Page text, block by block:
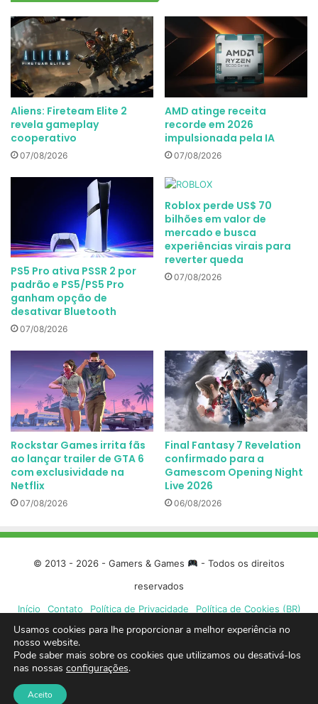
Aliens: Fireteam Elite 2
revela gameplay
cooperativo
07/08/2026
AMD atinge receita
recorde em 2026
impulsionada pela IA
07/08/2026
PS5 Pro ativa PSSR 2 por
padrão e PS5/PS5 Pro
ganham opção de
desativar Bluetooth
07/08/2026
Roblox perde US$ 70
bilhões em valor de
mercado e busca
experiências virais para
reverter queda
07/08/2026
Rockstar Games irrita fãs
ao lançar trailer de GTA 6
com exclusividade na
Netflix
07/08/2026
Final Fantasy 7 Revelation
confirmado para a
Gamescom Opening Night
Live 2026
06/08/2026
© 2013 - 2026 - Gamers & Games
- Todos os direitos
reservados
Início
Contato Política de Privacidade Política de Cookies (BR)
Facebook
X
Usamos cookies para lhe proporcionar a melhor experiência no
nosso website.
Pode saber mais sobre os cookies que utilizamos ou desativá-los
nas nossas configurações.
Aceito